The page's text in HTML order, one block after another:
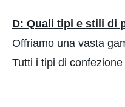
D: Quali tipi e stili di
Offriamo una vasta
Tutti i tipi di